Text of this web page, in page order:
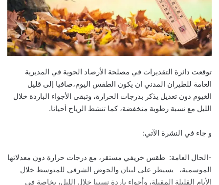
توقعت دائرة التقديرات في مصلحة الأرصاد الجوية في المديرية
العامة للطيران المدني ان يكون الطقس اليوم،صافيا إلى قليل
الغيوم دون تعديل يذكر بدرجات الحرارة، وتبقى الأجواء الباردة خلال
الليل مع نسبة رطوبة منخفضة، كما تنشط الرياح أحيانا.
و جاء في النشرة الآتي:
-الحال العامة: طقس خريفي مستقر، مع درجات حرارة دون معدلاتها
الموسمية، يسيطر على لبنان والحوض الشرقي للمتوسط خلال
الأيام القليلة المقبلة، وأجواء باردة نسبيا خلال الليل، بخاصة في